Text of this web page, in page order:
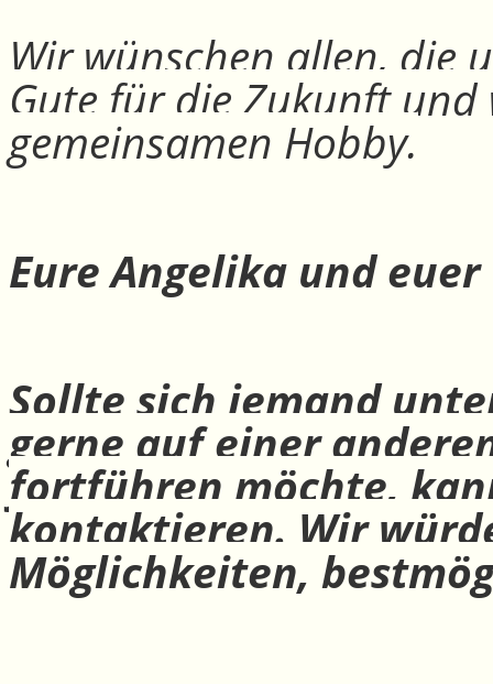
Wir wünschen allen, die
Gute für die Zukunft
gemeinsamen Hobby.
Eure Angelika und
Sollte sich jemand
gerne auf einer
fortführen möchte,
kontaktieren. Wir
Möglichkeiten,